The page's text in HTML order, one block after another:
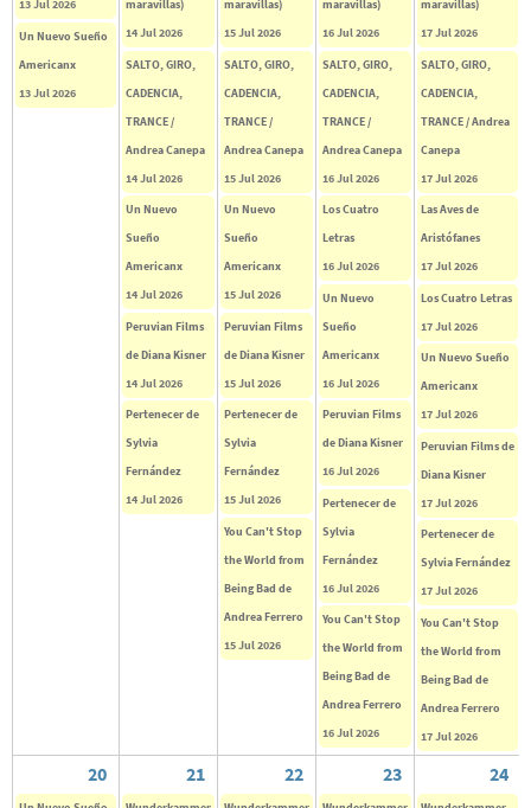
13 Jul 2026
Un Nuevo Sueño
Americanx
13 Jul 2026
maravillas)
14 Jul 2026
SALTO, GIRO,
CADENCIA,
TRANCE /
Andrea Canepa
14 Jul 2026
Un Nuevo
Sueño
Americanx
14 Jul 2026
Peruvian Films
de Diana Kisner
14 Jul 2026
Pertenecer de
Sylvia
Fernández
14 Jul 2026
maravillas)
15 Jul 2026
SALTO, GIRO,
CADENCIA,
TRANCE /
Andrea Canepa
15 Jul 2026
Un Nuevo
Sueño
Americanx
15 Jul 2026
Peruvian Films
de Diana Kisner
15 Jul 2026
Pertenecer de
Sylvia
Fernández
15 Jul 2026
You Can't Stop
the World from
Being Bad de
Andrea Ferrero
15 Jul 2026
maravillas)
16 Jul 2026
SALTO, GIRO,
CADENCIA,
TRANCE /
Andrea Canepa
16 Jul 2026
Los Cuatro
Letras
16 Jul 2026
Un Nuevo
Sueño
Americanx
16 Jul 2026
Peruvian Films
de Diana Kisner
16 Jul 2026
Pertenecer de
Sylvia
Fernández
16 Jul 2026
You Can't Stop
the World from
Being Bad de
Andrea Ferrero
16 Jul 2026
maravillas)
17 Jul 2026
SALTO, GIRO,
CADENCIA,
TRANCE / Andrea
Canepa
17 Jul 2026
Las Aves de
Aristófanes
17 Jul 2026
Los Cuatro Letras
17 Jul 2026
Un Nuevo Sueño
Americanx
17 Jul 2026
Peruvian Films de
Diana Kisner
17 Jul 2026
Pertenecer de
Sylvia Fernández
17 Jul 2026
You Can't Stop
the World from
Being Bad de
Andrea Ferrero
17 Jul 2026
20 21 22 23 24